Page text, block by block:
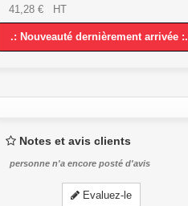
41,28 € HT
.: Nouveauté dernièrement arrivée :.
Notes et avis clients
personne n'a encore posté d'avis
Evaluez-le